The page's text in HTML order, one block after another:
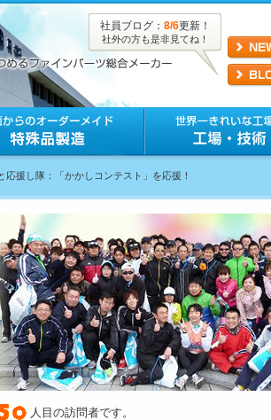
社員ブログ： 8/6更新！
社外の方も是非見てね！
応援し隊：「かかしコンテスト」を応援！
人目の訪問者です。